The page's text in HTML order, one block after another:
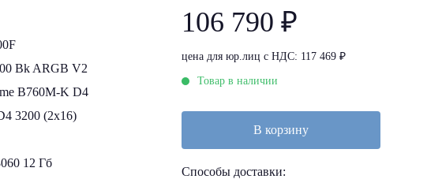
Bk ARGB V2
B760M-K D4
3200 (2x16)
12 Гб
106 790 ₽
цена для юр.лиц с НДС: 117 469 ₽
Товар в наличии
В корзину
Способы доставки: